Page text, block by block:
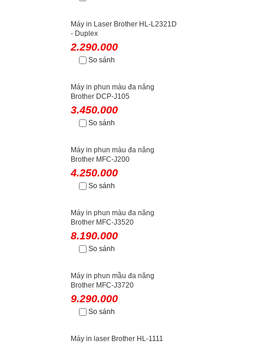
Máy in Laser Brother HL-L2321D
- Duplex
2.290.000
So sánh
Máy in phun màu đa năng
Brother DCP-J105
3.450.000
So sánh
Máy in phun màu đa năng
Brother MFC-J200
4.250.000
So sánh
Máy in phun màu đa năng
Brother MFC-J3520
8.190.000
So sánh
Máy in phun mầu đa năng
Brother MFC-J3720
9.290.000
So sánh
Máy in laser Brother HL-1111